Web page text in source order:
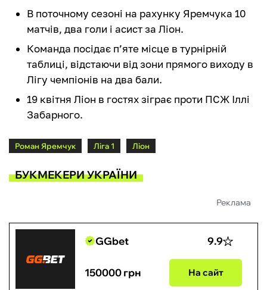
В поточному сезоні на рахунку Яремчука 10
матчів, два голи і асист за Ліон.
Команда посідає п’яте місце в турнірній
таблиці, відстаючи від зони прямого виходу в
Лігу чемпіонів на два бали.
19 квітня Ліон в гостях зіграє проти ПСЖ Іллі
Забарного.
Роман Яремчук Ліга 1 Ліон
БУКМЕКЕРИ УКРАЇНИ
Реклама
GGbet 9.9
150000 грн На сайт